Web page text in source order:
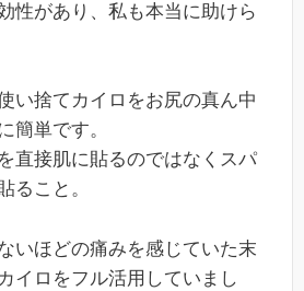
性があり、私も本当に助けら
い捨てカイロをお尻の真ん中
簡単です。
直接肌に貼るのではなくスパ
ること。
いほどの痛みを感じていた末
イロをフル活用していまし